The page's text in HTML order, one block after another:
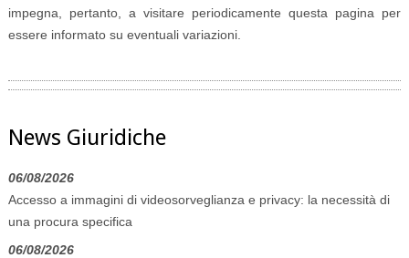
impegna, pertanto, a visitare periodicamente questa pagina per
essere informato su eventuali variazioni.
News Giuridiche
06/08/2026
Accesso a immagini di videosorveglianza e privacy: la necessità di
una procura specifica
06/08/2026